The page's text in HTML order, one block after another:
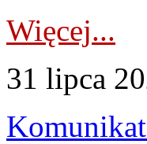
Więcej...
31 lipca